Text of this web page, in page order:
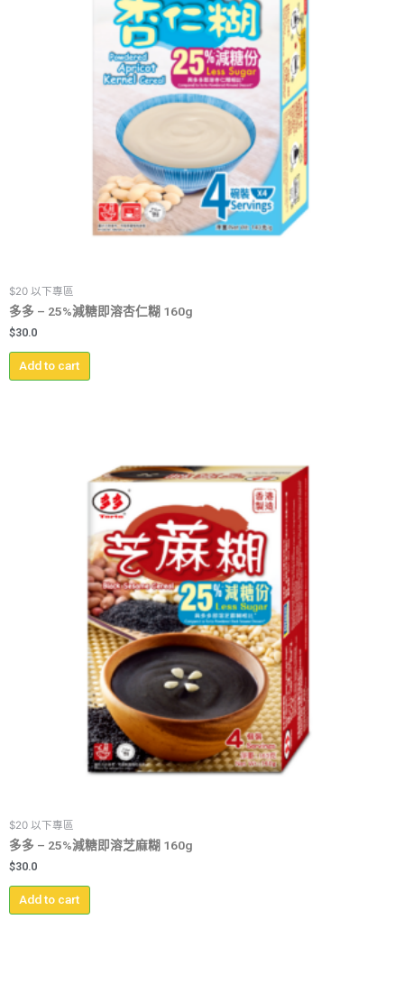
$20 以下專區
多多 – 25%減糖即溶杏仁糊 160g
$30.0
Add to cart
$20 以下專區
多多 – 25%減糖即溶芝麻糊 160g
$30.0
Add to cart